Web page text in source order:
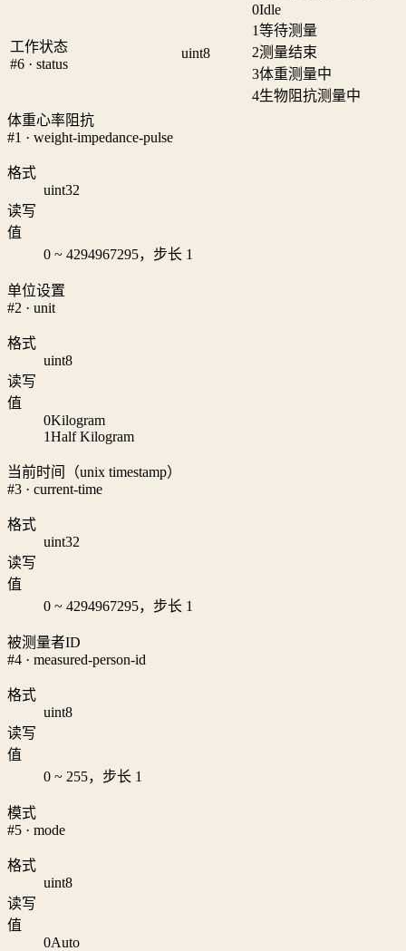
工作状态
#6 · status
uint8
0Idle
1等待测量
2测量结束
3体重测量中
4生物阻抗测量中
体重心率阻抗
#1 · weight-impedance-pulse
格式
uint32
读写
值
0 ~ 4294967295，步长 1
单位设置
#2 · unit
格式
uint8
读写
值
0Kilogram
1Half Kilogram
当前时间（unix timestamp）
#3 · current-time
格式
uint32
读写
值
0 ~ 4294967295，步长 1
被测量者ID
#4 · measured-person-id
格式
uint8
读写
值
0 ~ 255，步长 1
模式
#5 · mode
格式
uint8
读写
值
0Auto